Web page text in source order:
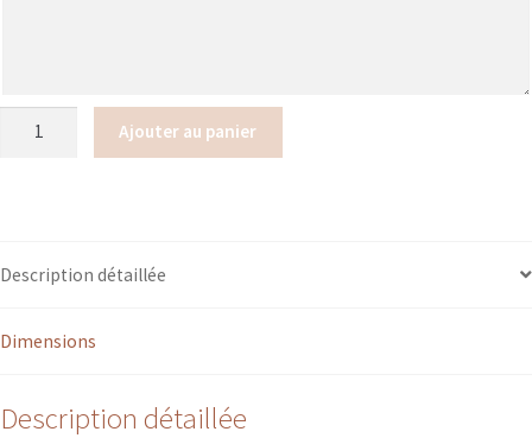
(séparation
fermeture
Ajouter au panier
Description détaillée
Dimensions
Description détaillée